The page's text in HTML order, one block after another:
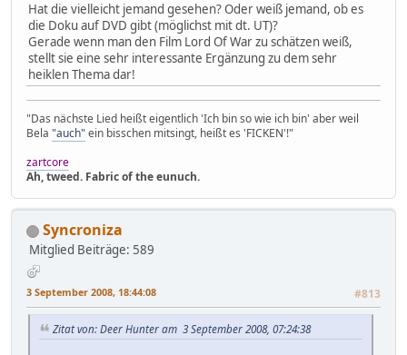
Hat die vielleicht jemand gesehen? Oder weiß jemand, ob es
die Doku auf DVD gibt (möglichst mit dt. UT)?
Gerade wenn man den Film Lord Of War zu schätzen weiß,
stellt sie eine sehr interessante Ergänzung zu dem sehr
heiklen Thema dar!
"Das nächste Lied heißt eigentlich 'Ich bin so wie ich bin' aber weil
Bela "auch" ein bisschen mitsingt, heißt es 'FICKEN'!"
zartcore
Ah, tweed. Fabric of the eunuch.
Syncroniza
Mitglied Beiträge: 589
3 September 2008, 18:44:08 #813
Zitat von: Deer Hunter am 3 September 2008, 07:24:38